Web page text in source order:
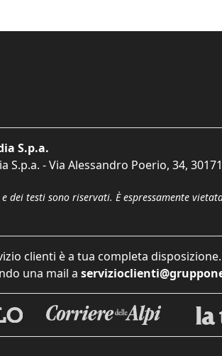
S.p.a.
- Via Alessandro Poerio, 34, 30171
dei testi sono riservati. È espressamente
clienti è a tua completa disposizione.
una mail a